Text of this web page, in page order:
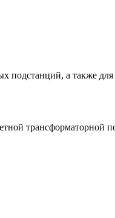
подстанций, а также
трансформаторной